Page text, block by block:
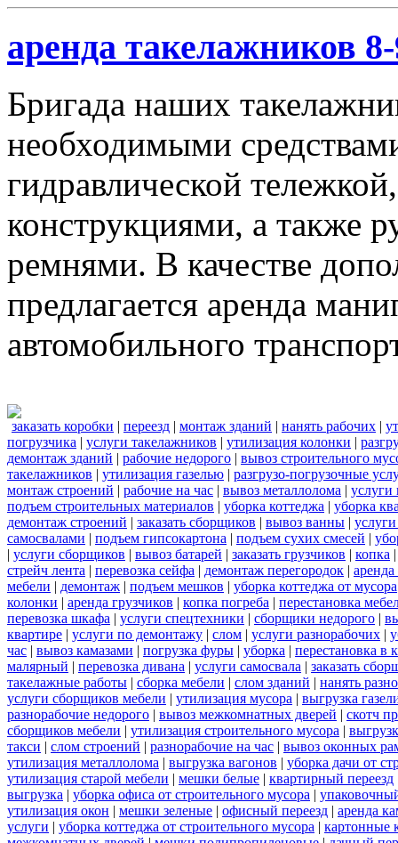
аренда такелажников
Бригада наших
необходимыми
гидравлической
конструкциями, а также
ремнями. В качестве
предлагается аренда
автомобильного
заказать коробки | переезд | монтаж зданий | нанять рабочих |
погрузчика | услуги такелажников | утилизация колонки |
демонтаж зданий | рабочие недорого | вывоз строительного
такелажников | утилизация газелью | разгрузо-погрузочные
монтаж строений | рабочие на час | вывоз металлолома | услуги
подъем строительных материалов | уборка коттеджа | уборка
демонтаж строений | заказать сборщиков | вывоз ванны |
самосвалами | подъем гипсокартона | подъем сухих смесей |
| услуги сборщиков | вывоз батарей | заказать грузчиков | копка
стрейч лента | перевозка сейфа | демонтаж перегородок |
мебели | демонтаж | подъем мешков | уборка коттеджа от мусора
колонки | аренда грузчиков | копка погреба | перестановка
перевозка шкафа | услуги спецтехники | сборщики недорого |
квартире | услуги по демонтажу | слом | услуги разнорабочих |
час | вывоз камазами | погрузка фуры | уборка | перестановка в
малярный | перевозка дивана | услуги самосвала | заказать
такелажные работы | сборка мебели | слом зданий | нанять
услуги сборщиков мебели | утилизация мусора | выгрузка
разнорабочие недорого | вывоз межкомнатных дверей | скотч
сборщиков мебели | утилизация строительного мусора |
такси | слом строений | разнорабочие на час | вывоз оконных
утилизация металлолома | выгрузка вагонов | уборка дачи от
утилизация старой мебели | мешки белые | квартирный переезд
выгрузка | уборка офиса от строительного мусора |
утилизация окон | мешки зеленые | офисный переезд | аренда
услуги | уборка коттеджа от строительного мусора | картонные